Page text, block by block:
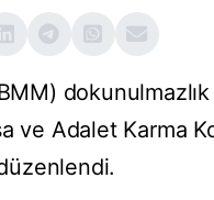
dokunulmazlık
ve Adalet Karma